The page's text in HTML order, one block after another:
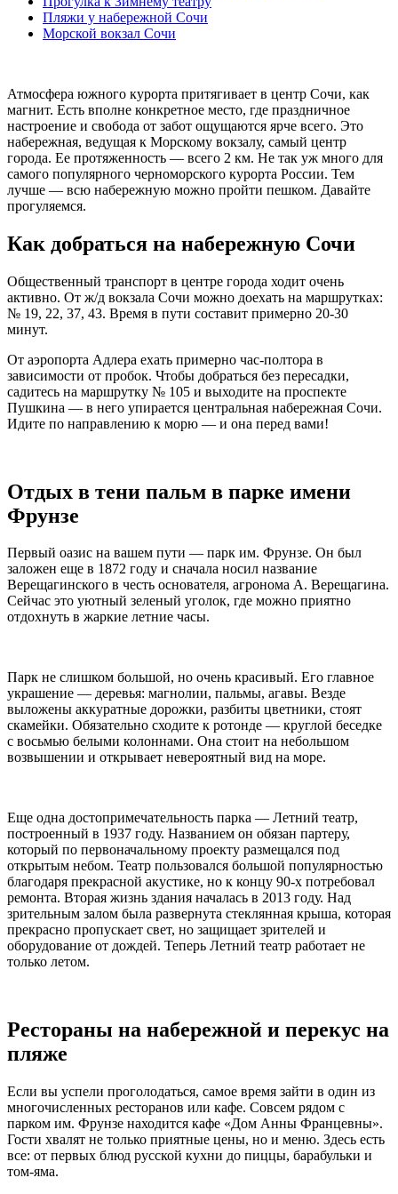
Пляжи у набережной Сочи
Морской вокзал Сочи
Атмосфера южного курорта притягивает в центр Сочи, как
магнит. Есть вполне конкретное место, где праздничное
настроение и свобода от забот ощущаются ярче всего. Это
набережная, ведущая к Морскому вокзалу, самый центр
города. Ее протяженность — всего 2 км. Не так уж много для
самого популярного черноморского курорта России. Тем
лучше — всю набережную можно пройти пешком. Давайте
прогуляемся.
Как добраться на набережную Сочи
Общественный транспорт в центре города ходит очень
активно. От ж/д вокзала Сочи можно доехать на маршрутках:
№ 19, 22, 37, 43. Время в пути составит примерно 20-30
минут.
От аэропорта Адлера ехать примерно час-полтора в
зависимости от пробок. Чтобы добраться без пересадки,
садитесь на маршрутку № 105 и выходите на проспекте
Пушкина — в него упирается центральная набережная Сочи.
Идите по направлению к морю — и она перед вами!
Отдых в тени пальм в парке имени
Фрунзе
Первый оазис на вашем пути — парк им. Фрунзе. Он был
заложен еще в 1872 году и сначала носил название
Верещагинского в честь основателя, агронома А. Верещагина.
Сейчас это уютный зеленый уголок, где можно приятно
отдохнуть в жаркие летние часы.
Парк не слишком большой, но очень красивый. Его главное
украшение — деревья: магнолии, пальмы, агавы. Везде
выложены аккуратные дорожки, разбиты цветники, стоят
скамейки. Обязательно сходите к ротонде — круглой беседке
с восьмью белыми колоннами. Она стоит на небольшом
возвышении и открывает невероятный вид на море.
Еще одна достопримечательность парка — Летний театр,
построенный в 1937 году. Названием он обязан партеру,
который по первоначальному проекту размещался под
открытым небом. Театр пользовался большой популярностью
благодаря прекрасной акустике, но к концу 90-х потребовал
ремонта. Вторая жизнь здания началась в 2013 году. Над
зрительным залом была развернута стеклянная крыша, которая
прекрасно пропускает свет, но защищает зрителей и
оборудование от дождей. Теперь Летний театр работает не
только летом.
Рестораны на набережной и перекус на
пляже
Если вы успели проголодаться, самое время зайти в один из
многочисленных ресторанов или кафе. Совсем рядом с
парком им. Фрунзе находится кафе «Дом Анны Францевны».
Гости хвалят не только приятные цены, но и меню. Здесь есть
все: от первых блюд русской кухни до пиццы, барабульки и
том-яма.